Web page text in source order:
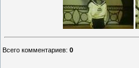
Всего комментариев: 0